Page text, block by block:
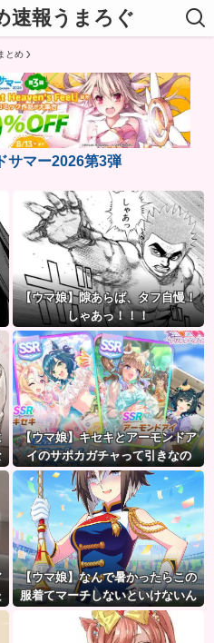
速報うまろぐ
とめ
サマー2026第3弾
【ウマ娘】隙あらば、タフ自慢！
しゃあっ！！！
【ウマ娘】キセキとアーモンドア
イのサポカガチャって引きなの
だ？
【ウマ娘】なんで暑かったらこの
服着てマーチしないといけないん
だよぉ…